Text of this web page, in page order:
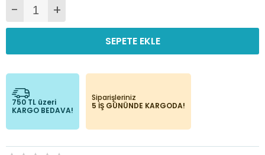
- +
SEPETE EKLE
750 TL üzeri
KARGO BEDAVA!
Siparişleriniz
5 İŞ GÜNÜNDE KARGODA!